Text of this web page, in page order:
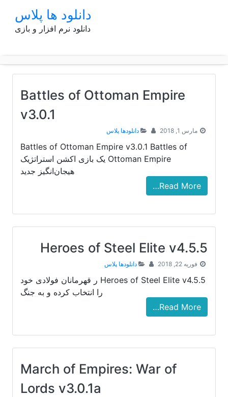
دانلود ها پلاس
دانلود نرم افزار و بازی
Battles of Ottoman Empire
v3.0.1
مارس 1, 2018 دانلودها پلاس
Battles of Ottoman Empire v3.0.1 Battles of
Ottoman Empire یک بازی اکشن استراتژیک
هیجان‌انگیز جدید
Read More…
Heroes of Steel Elite v4.5.5
فوریه 22, 2018 دانلودها پلاس
Heroes of Steel Elite v4.5.5 ر قهرمانان فولادی خود
را انتخاب کرده و به جنگ
Read More…
March of Empires: War of
Lords v3.0.1a